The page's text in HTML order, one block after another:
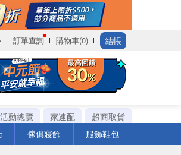
訂單查詢 購物車(0) 結帳
活動總覽 家速配
超商取貨
傢俱寢飾 服飾鞋包